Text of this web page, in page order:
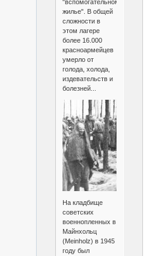
"вспомогательном
жилье". В общей
сложности в
этом лагере
более 16.000
красноармейцев
умерло от
голода, холода,
издевательств и
болезней...
На кладбище
советских
военнопленных в
Майнхольц
(Meinholz) в 1945
году был